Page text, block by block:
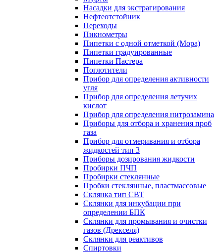
Насадки для экстрагирования
Нефтеотстойник
Переходы
Пикнометры
Пипетки с одной отметкой (Мора)
Пипетки градуированные
Пипетки Пастера
Поглотители
Прибор для определения активности
угля
Прибор для определения летучих
кислот
Прибор для определения нитрозамина
Приборы для отбора и хранения проб
газа
Прибор для отмеривания и отбора
жидкостей тип 3
Приборы дозирования жидкости
Пробирки ПЧП
Пробирки стеклянные
Пробки стеклянные, пластмассовые
Склянка тип СВТ
Склянки для инкубации при
определении БПК
Склянки для промывания и очистки
газов (Дрекселя)
Склянки для реактивов
Спиртовки